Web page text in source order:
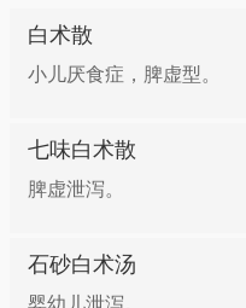
放入锅中，加适量清水
牛肉（瘦）250克，白
淀粉10克，葱5克，姜
克。牛肉洗净，切成片
白术散
小儿厌食症，脾虚型。
七味白术散
脾虚泄泻。
石砂白术汤
婴幼儿泄泻。